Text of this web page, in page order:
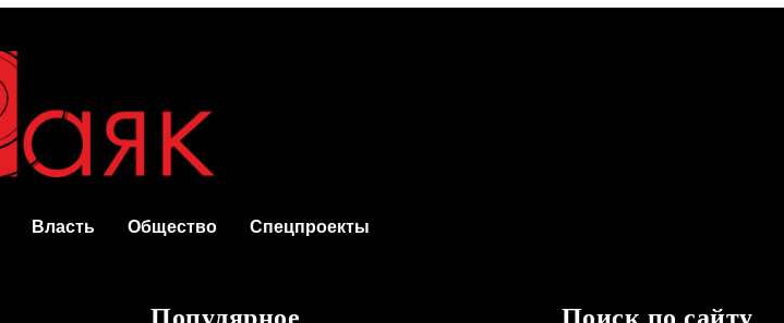
Власть Общество Спецпроекты
Популярное Поиск по сайту